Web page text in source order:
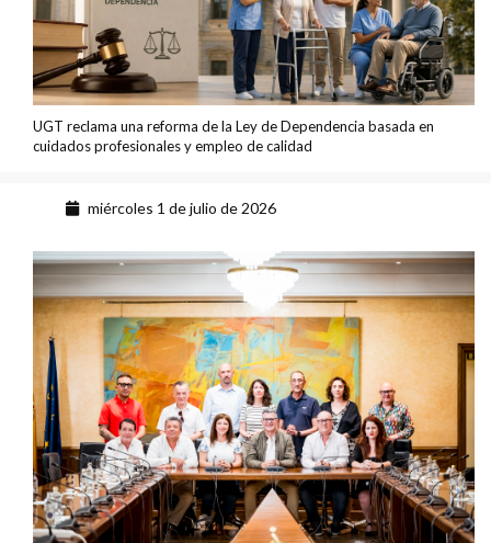
UGT reclama una reforma de la Ley de Dependencia basada en
cuidados profesionales y empleo de calidad
miércoles 1 de julio de 2026